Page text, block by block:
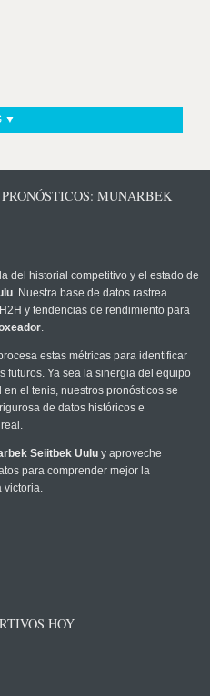
▼
MUNARBEK
del historial competitivo y el estado de
. Nuestra base de datos rastrea
y tendencias de rendimiento para
.
estas métricas para identificar
futuros. Ya sea la sinergia del equipo
el tenis, nuestros pronósticos se
de datos históricos e
Seiitbek Uuluy aproveche
para comprender mejor la
victoria.
HOY